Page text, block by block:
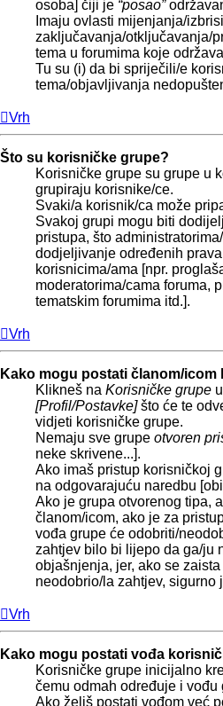
osoba] čiji je “posao”
Imaju ovlasti mijenjanja/
zaključavanja/otključavanja/
tema u forumima koje
Tu su (i) da bi spriječili/e
tema/objavljivanja
Vrh
Što su korisničke grupe?
Korisničke grupe su grupe u
grupiraju korisnike/ce.
Svaki/a korisnik/ca može
Svakoj grupi mogu biti
pristupa, što
dodjeljivanje određenih
korisnicima/ama [npr.
moderatorima/cama foruma,
tematskim forumima itd.].
Vrh
Kako mogu postati članom/
Klikneš na Korisničke grupe
[Profil/Postavke]što će te
vidjeti korisničke grupe.
Nemaju sve grupe otvoren
neke skrivene...].
Ako imaš pristup korisničkoj
na odgovarajuću naredbu
Ako je grupa otvorenog tipa,
članom/icom, ako je za
vođa grupe će odobriti/
zahtjev bilo bi lijepo da ga/ju
objašnjenja, jer, ako se
neodobrio/la zahtjev, sigurno
Vrh
Kako mogu postati vođa
Korisničke grupe inicijalno
čemu odmah određuje i vođu
Ako želiš postati vođom već